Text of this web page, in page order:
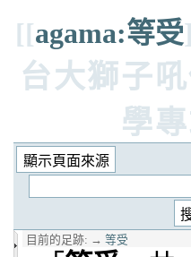
[[agama:等受
台大獅子
學
目前的足跡: → 等受